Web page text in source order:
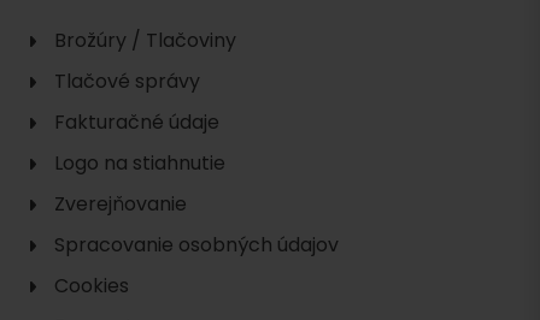
Brožúry / Tlačoviny
Tlačové správy
Fakturačné údaje
Logo na stiahnutie
Zverejňovanie
Spracovanie osobných údajov
Cookies